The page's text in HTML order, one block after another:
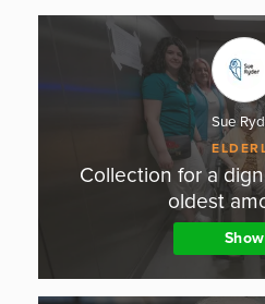
Sue
Collection for a
oldest
Show